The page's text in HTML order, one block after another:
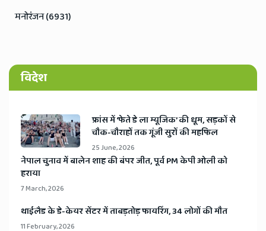
मनोरंजन (6931)
विदेश
​फ्रांस में ‘फेते डे ला म्यूजिक’ की धूम, सड़कों से
चौक-चौराहों तक गूंजी सुरों की महफिल
25 June, 2026
​नेपाल चुनाव में बालेन शाह की बंपर जीत, पूर्व PM केपी ओली को
हराया
7 March, 2026
​थाईलैड के डे-केयर सेंटर में ताबड़तोड़ फायरिंग, 34 लोगों की मौत
11 February, 2026